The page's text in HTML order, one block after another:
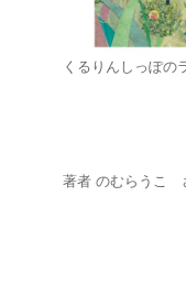
くるりんしっぽの
著者 のむらうこ